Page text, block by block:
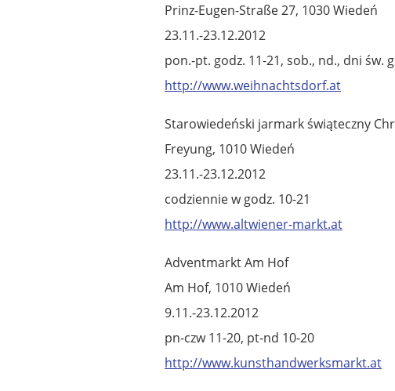
Prinz-Eugen-Straße 27, 1030 Wiedeń
23.11.-23.12.2012
pon.-pt. godz. 11-21, sob., nd., dni św.
http://www.weihnachtsdorf.at
Starowiedeński jarmark świąteczny
Freyung, 1010 Wiedeń
23.11.-23.12.2012
codziennie w godz. 10-21
http://www.altwiener-markt.at
Adventmarkt Am Hof
Am Hof, 1010 Wiedeń
9.11.-23.12.2012
pn-czw 11-20, pt-nd 10-20
http://www.kunsthandwerksmarkt.at